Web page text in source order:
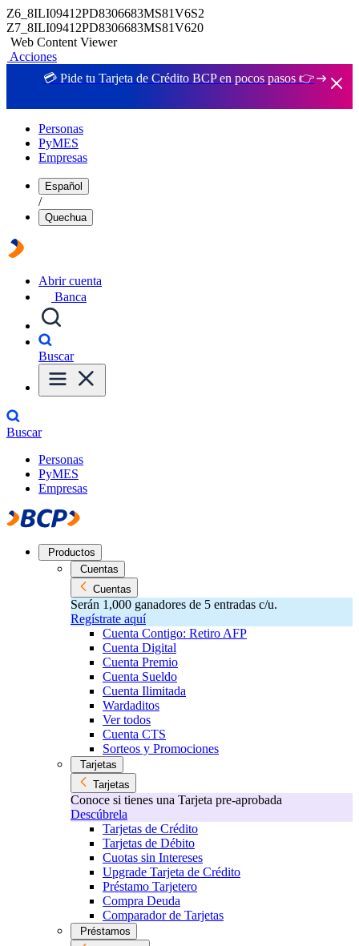
Z6_8ILI09412PD8306683MS81V6S2
Z7_8ILI09412PD8306683MS81V620
Web Content Viewer
Acciones
💳 Pide tu Tarjeta de Crédito BCP en pocos pasos 👉
Personas
PyMES
Empresas
Español
/
Quechua
Abrir cuenta
Banca
Buscar
Buscar
Personas
PyMES
Empresas
Productos
Cuentas
Cuentas
Serán 1,000 ganadores de 5 entradas c/u.
Regístrate aquí
Cuenta Contigo: Retiro AFP
Cuenta Digital
Cuenta Premio
Cuenta Sueldo
Cuenta Ilimitada
Wardaditos
Ver todos
Cuenta CTS
Sorteos y Promociones
Tarjetas
Tarjetas
Conoce si tienes una Tarjeta pre-aprobada
Descúbrela
Tarjetas de Crédito
Tarjetas de Débito
Cuotas sin Intereses
Upgrade Tarjeta de Crédito
Préstamo Tarjetero
Compra Deuda
Comparador de Tarjetas
Préstamos